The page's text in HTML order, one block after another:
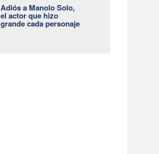
Adiós a Manolo Solo,
el actor que hizo
grande cada personaje